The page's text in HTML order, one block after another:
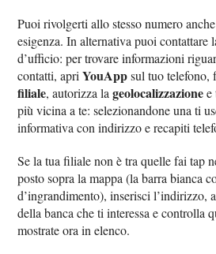
Puoi rivolgerti allo stesso numero
esigenza. In alternativa puoi contattare
d’ufficio: per trovare informazioni
contatti, apriYouAppsul tuo telefono,
filiale, autorizza lageolocalizzazionee
più vicina a te: selezionandone una ti
informativa con indirizzo e recapiti
Se la tua filiale non è tra quelle fai tap
posto sopra la mappa (la barra bianca
d’ingrandimento), inserisci l’indirizzo,
della banca che ti interessa e controlla
mostrate ora in elenco.